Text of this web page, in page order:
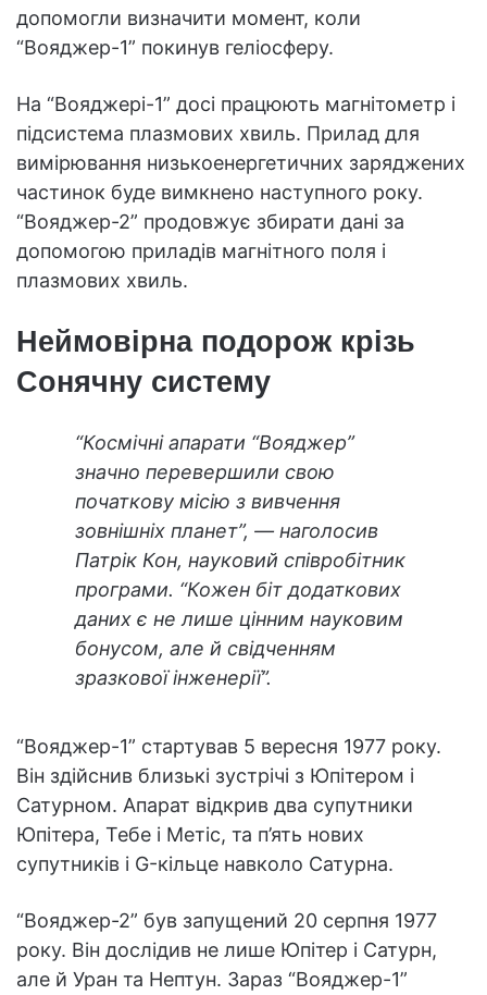
допомогли визначити момент, коли
“Вояджер-1” покинув геліосферу.
На “Вояджері-1” досі працюють магнітометр і
підсистема плазмових хвиль. Прилад для
вимірювання низькоенергетичних заряджених
частинок буде вимкнено наступного року.
“Вояджер-2” продовжує збирати дані за
допомогою приладів магнітного поля і
плазмових хвиль.
Неймовірна подорож крізь
Сонячну систему
“Космічні апарати “Вояджер”
значно перевершили свою
початкову місію з вивчення
зовнішніх планет”, — наголосив
Патрік Кон, науковий співробітник
програми. “Кожен біт додаткових
даних є не лише цінним науковим
бонусом, але й свідченням
зразкової інженерії”.
“Вояджер-1” стартував 5 вересня 1977 року.
Він здійснив близькі зустрічі з Юпітером і
Сатурном. Апарат відкрив два супутники
Юпітера, Тебе і Метіс, та п’ять нових
супутників і G-кільце навколо Сатурна.
“Вояджер-2” був запущений 20 серпня 1977
року. Він дослідив не лише Юпітер і Сатурн,
але й Уран та Нептун. Зараз “Вояджер-1”